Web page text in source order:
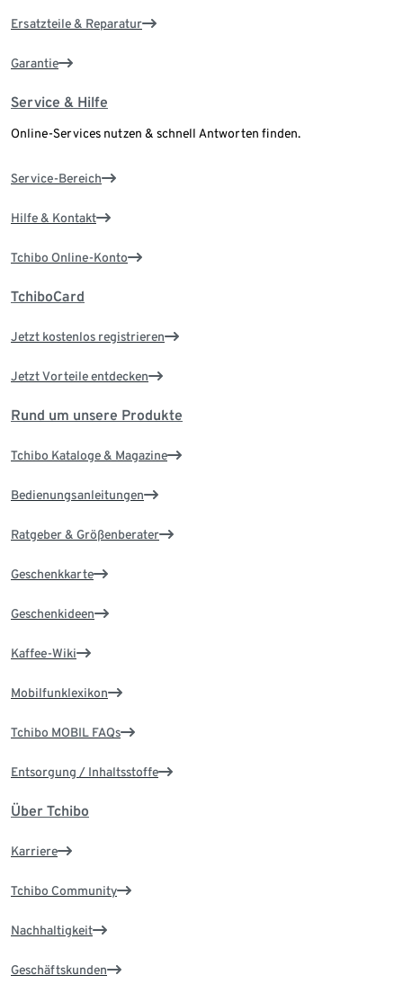
Ersatzteile & Reparatur
Garantie
Service & Hilfe
Online-Services nutzen & schnell Antworten finden.
Service-Bereich
Hilfe & Kontakt
Tchibo Online-Konto
TchiboCard
Jetzt kostenlos registrieren
Jetzt Vorteile entdecken
Rund um unsere Produkte
Tchibo Kataloge & Magazine
Bedienungsanleitungen
Ratgeber & Größenberater
Geschenkkarte
Geschenkideen
Kaffee-Wiki
Mobilfunklexikon
Tchibo MOBIL FAQs
Entsorgung / Inhaltsstoffe
Über Tchibo
Karriere
Tchibo Community
Nachhaltigkeit
Geschäftskunden